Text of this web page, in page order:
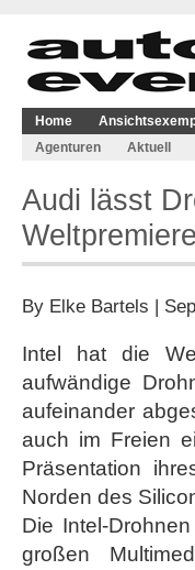
Home
Agenturen
Aktuell
Audi lässt
By Elke Bartels |
Intel hat die
aufwändige
aufeinander
auch im Freien
Präsentation
Norden des
Die Intel-
großen